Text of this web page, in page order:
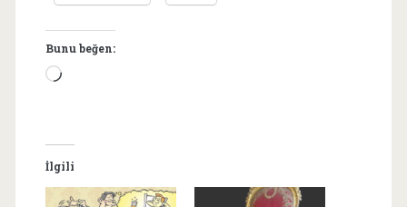
Bunu beğen:
Yükleniyor...
İlgili